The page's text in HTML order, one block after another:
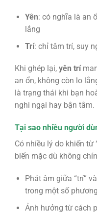
Yên: có nghĩa là an
lắng
Trí: chỉ tâm trí, suy
Khi ghép lại, yên trí
an ổn, không còn lo
là trạng thái khi bạn
nghi ngại hay bận tâm.
Tại sao nhiều người
Có nhiều lý do khiến từ
biến mặc dù không
Phát âm giữa “trí”
trong một số
Ảnh hưởng từ cách